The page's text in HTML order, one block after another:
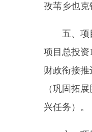
孜苇乡人民政
七、项目
序开展前期工